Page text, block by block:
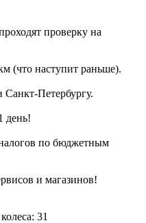
проверку на
(что наступит раньше).
Санкт-Петербургу.
день!
по бюджетным
и магазинов!
31